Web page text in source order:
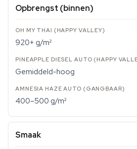
Opbrengst (binnen)
920+ g/m²
Gemiddeld-hoog
400–500 g/m²
Smaak